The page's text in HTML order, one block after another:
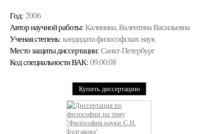
Год: 2006
Автор научной работы: Калинина, Валентина Васильевна
Ученая cтепень: кандидата философских наук
Место защиты диссертации: Санкт-Петербург
Код cпециальности ВАК: 09.00.08
Купить диссертацию